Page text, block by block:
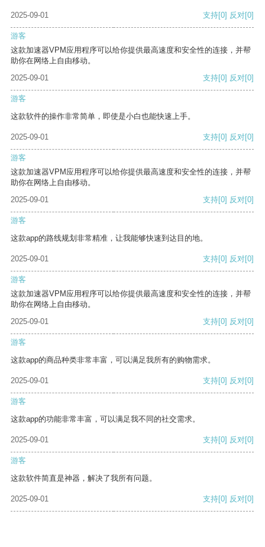
2025-09-01 支持[0] 反对[0]
游客
这款加速器VPM应用程序可以给你提供最高速度和安全性的连接，并帮
助你在网络上自由移动。
2025-09-01
支持[0] 反对[0]
游客
这款软件的操作非常简单，即使是小白也能快速上手。
2025-09-01 支持[0] 反对[0]
游客
这款加速器VPM应用程序可以给你提供最高速度和安全性的连接，并帮
助你在网络上自由移动。
2025-09-01
支持[0] 反对[0]
游客
这款app的路线规划非常精准，让我能够快速到达目的地。
2025-09-01 支持[0] 反对[0]
游客
这款加速器VPM应用程序可以给你提供最高速度和安全性的连接，并帮
助你在网络上自由移动。
2025-09-01
支持[0] 反对[0]
游客
这款app的商品种类非常丰富，可以满足我所有的购物需求。
2025-09-01 支持[0] 反对[0]
游客
这款app的功能非常丰富，可以满足我不同的社交需求。
2025-09-01 支持[0] 反对[0]
游客
这款软件简直是神器，解决了我所有问题。
2025-09-01 支持[0] 反对[0]